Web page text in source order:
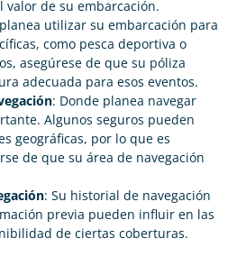
valor de su embarcación.
utilizar su embarcación para
como pesca deportiva o
asegúrese de que su póliza
adecuada para esos eventos.
: Donde planea navegar
Algunos seguros pueden
geográficas, por lo que es
de que su área de navegación
: Su historial de navegación
previa pueden influir en las
de ciertas coberturas.